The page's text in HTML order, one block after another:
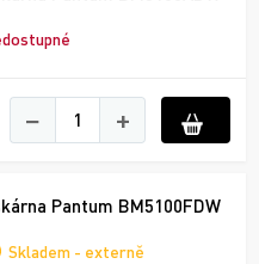
− +
Pantum BM5100FDW
Skladem - externě